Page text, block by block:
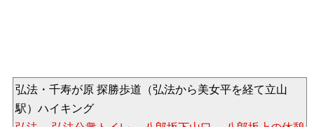
弘法・千寿が原 探勝歩道（弘法から美女平を経て立山
駅）ハイキング